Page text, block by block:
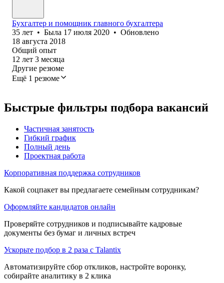
Бухгалтер и помощник главного бухгалтера
35 лет • Была 17 июля 2020 • Обновлено
18 августа 2018
Общий опыт
12 лет 3 месяца
Другие резюме
Ещё 1 резюме
Быстрые фильтры подбора вакансий
Частичная занятость
Гибкий график
Полный день
Проектная работа
Корпоративная поддержка сотрудников
Какой соцпакет вы предлагаете семейным сотрудникам?
Оформляйте кандидатов онлайн
Проверяйте сотрудников и подписывайте кадровые
документы без бумаг и личных встреч
Ускорьте подбор в 2 раза с Talantix
Автоматизируйте сбор откликов, настройте воронку,
собирайте аналитику в 2 клика